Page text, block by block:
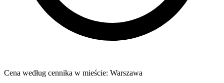
Cena według cennika w mieście: Warszawa